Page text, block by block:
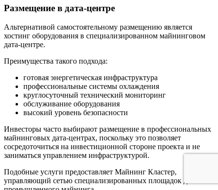
Размещение в дата‑центре
Альтернативой самостоятельному размещению является
хостинг оборудования в специализированном майнинговом
дата‑центре.
Преимущества такого подхода:
готовая энергетическая инфраструктура
профессиональные системы охлаждения
круглосуточный технический мониторинг
обслуживание оборудования
высокий уровень безопасности
Инвесторы часто выбирают размещение в профессиональных
майнинговых дата‑центрах, поскольку это позволяет
сосредоточиться на инвестиционной стороне проекта и не
заниматься управлением инфраструктурой.
Подобные услуги предоставляет Майнинг Кластер,
управляющий сетью специализированных площадок для